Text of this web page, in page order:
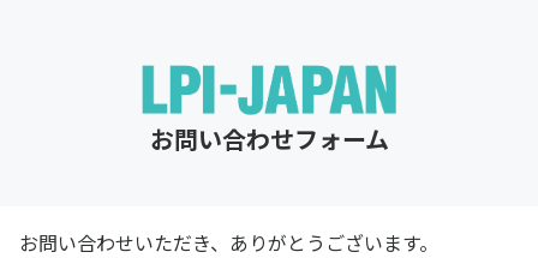
お問い合わせフォーム
お問い合わせいただき、ありがとうございます。